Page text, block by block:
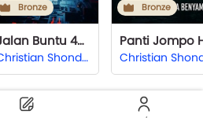
Bronze
Jalan Buntu 404
Christian Shonda Benyamin
Bronze